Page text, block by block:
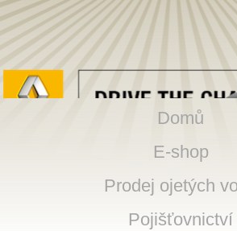
Domů
E-shop
Prodej ojetých
Pojišťovnictví